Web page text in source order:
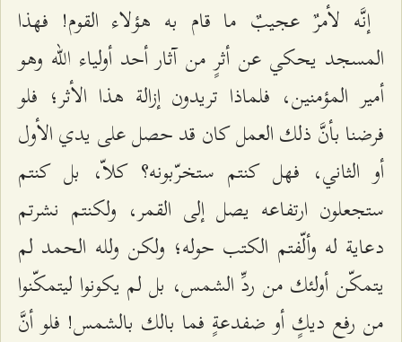
إنَّه لأمرٌ عجيبٌ ما قام به هؤلاء القوم! فهذا
المسجد يحكي عن أثرٍ من آثار أحد أولياء الله وهو
أمير المؤمنين، فلماذا تريدون إزالة هذا الأثر؛ فلو
فرضنا بأنَّ ذلك العمل كان قد حصل على يدي الأول
أو الثاني، فهل كنتم ستخرّبونه؟ كلاّ، بل كنتم
ستجعلون ارتفاعه يصل إلى القمر، ولكنتم نشرتم
دعاية له وألّفتم الكتب حوله؛ ولكن ولله الحمد لم
يتمكّن أولئك من ردِّ الشمس، بل لم يكونوا ليتمكّنوا
من رفع ديكٍ أو ضفدعةٍ فما بالك بالشمس! فلو أنَّ